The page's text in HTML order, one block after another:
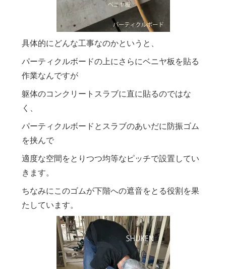
具体的にどんな工事なのかというと、
パーティクルボードの上にさらにベニヤ板を貼る
作業なんですが
躯体のコンクリートスラブに直に貼るのではな
く、
パーティクルボードとスラブのあいだに防振ゴム
を挟んで
適度な空間をとりつつ均等なピッチで設置してい
きます。
ちなみにこのゴムが下階への遮音をとる役割を果
たしています。